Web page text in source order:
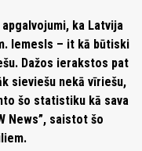
ka Latvija
Iemesls – it kā būtiski
Dažos ierakstos pat
sieviešu nekā vīriešu,
šo statistiku kā sava
News”, saistot šo